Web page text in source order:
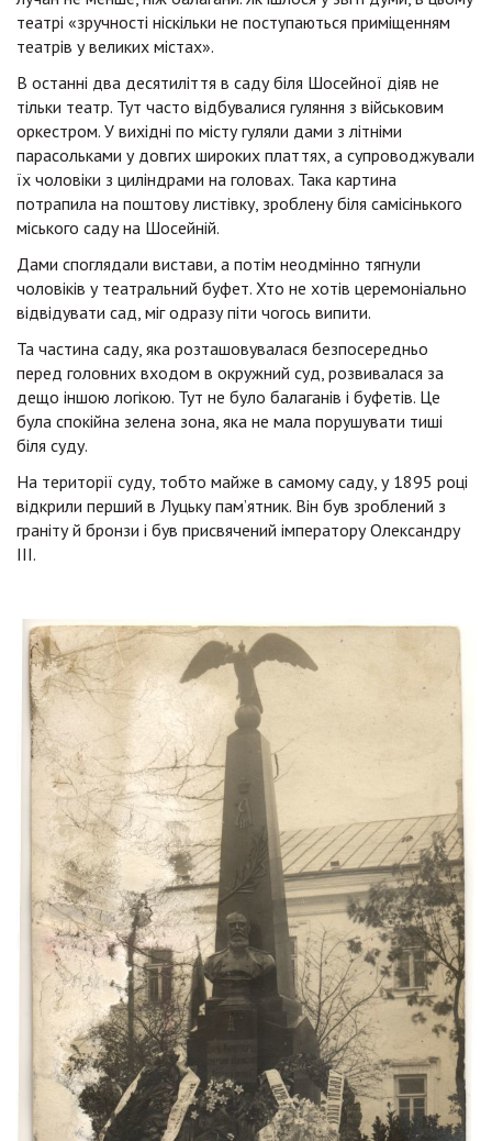
театрі «зручності ніскільки не поступаються приміщенням
театрів у великих містах».
В останні два десятиліття в саду біля Шосейної діяв не
тільки театр. Тут часто відбувалися гуляння з військовим
оркестром. У вихідні по місту гуляли дами з літніми
парасольками у довгих широких платтях, а супроводжували
їх чоловіки з циліндрами на головах. Така картина
потрапила на поштову листівку, зроблену біля самісінького
міського саду на Шосейній.
Дами споглядали вистави, а потім неодмінно тягнули
чоловіків у театральний буфет. Хто не хотів церемоніально
відвідувати сад, міг одразу піти чогось випити.
Та частина саду, яка розташовувалася безпосередньо
перед головних входом в окружний суд, розвивалася за
дещо іншою логікою. Тут не було балаганів і буфетів. Це
була спокійна зелена зона, яка не мала порушувати тиші
біля суду.
На території суду, тобто майже в самому саду, у 1895 році
відкрили перший в Луцьку пам’ятник. Він був зроблений з
граніту й бронзи і був присвячений імператору Олександру
ІІІ.